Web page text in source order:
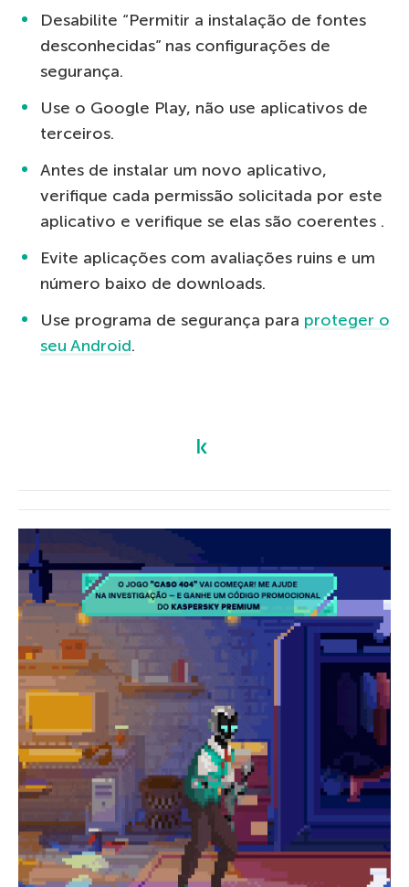
Desabilite “Permitir a instalação de fontes
desconhecidas” nas configurações de
segurança.
Use o Google Play, não use aplicativos de
terceiros.
Antes de instalar um novo aplicativo,
verifique cada permissão solicitada por este
aplicativo e verifique se elas são coerentes ​.
Evite aplicações com avaliações ruins e um
número baixo de downloads.
Use programa de segurança para proteger o
seu Android.